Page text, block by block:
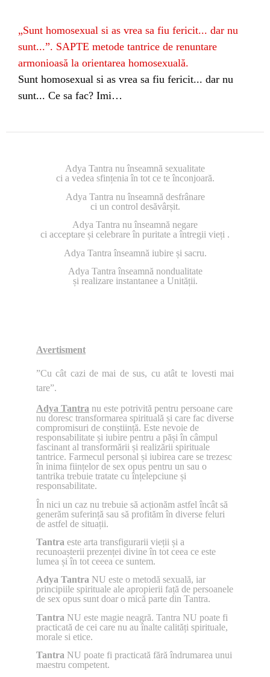
„Sunt homosexual si as vrea sa fiu fericit... dar nu
sunt...”. SAPTE metode tantrice de renuntare
armonioasă la orientarea homosexuală.
Sunt homosexual si as vrea sa fiu fericit... dar nu
sunt... Ce sa fac? Imi…
Adya Tantra nu înseamnă sexualitate
ci a vedea sfințenia în tot ce te înconjoară.
Adya Tantra nu înseamnă desfrânare
ci un control desăvârșit.
Adya Tantra nu înseamnă negare
ci acceptare și celebrare în puritate a întregii vieți .
Adya Tantra înseamnă iubire și sacru.
Adya Tantra înseamnă nondualitate
și realizare instantanee a Unității.
Avertisment
”Cu cât cazi de mai de sus, cu atât te lovesti mai
tare”.
Adya Tantra nu este potrivită pentru persoane care
nu doresc transformarea spirituală și care fac diverse
compromisuri de conștiință. Este nevoie de
responsabilitate și iubire pentru a păși în câmpul
fascinant al transformării și realizării spirituale
tantrice. Farmecul personal și iubirea care se trezesc
în inima ființelor de sex opus pentru un sau o
tantrika trebuie tratate cu înțelepciune și
responsabilitate.
În nici un caz nu trebuie să acționăm astfel încât să
generăm suferință sau să profităm în diverse feluri
de astfel de situații.
Tantra este arta transfigurarii vieții și a
recunoașterii prezenței divine în tot ceea ce este
lumea și în tot ceeea ce suntem.
Adya Tantra NU este o metodă sexuală, iar
principiile spirituale ale apropierii față de persoanele
de sex opus sunt doar o mică parte din Tantra.
Tantra NU este magie neagră. Tantra NU poate fi
practicată de cei care nu au înalte calități spirituale,
morale si etice.
Tantra NU poate fi practicată fără îndrumarea unui
maestru competent.